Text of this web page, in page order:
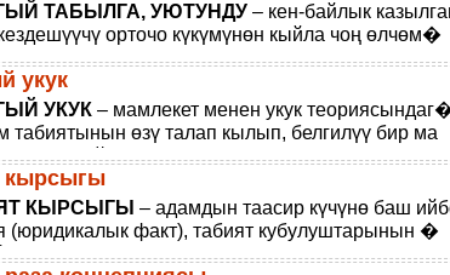
ТАБЫЛГА, УЮТУНДУ – кен-байлык
орточо күкүмүнөн кыйла чоң өлчөм�
металлдардын өзүнүн обочолонгондугу
укук
УКУК – мамлекет менен укук
табиятынын өзү талап кылып, белгилүү бир ма
аны мыйзамдуу түрдө таанууга же тааныба
кырсыгы
КЫРСЫГЫ – адамдын таасир күчүнө баш
(юридикалык факт), табият кубулуштарынын �
келип чыккан чукул абал (суу каптоо,